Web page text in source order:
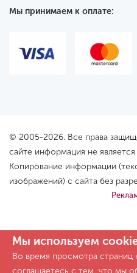
Мы принимаем к оплате:
© 2005-2026. Все права
сайте информация не
Копирование информации
изображений) с сайта без
Мы используем
Во время просмотра страниц